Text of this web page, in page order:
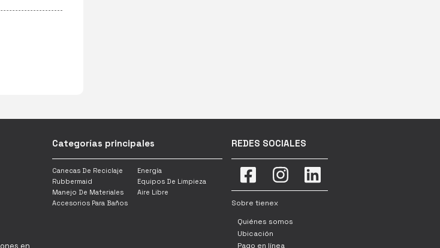
en
Categorías principales
Canecas De Reciclaje
Energía
Rubbermaid
Equipos De Limpieza
Manejo De Materiales
Aire Libre
Accesorios Para Baños
REDES SOCIALES
Sobre tienex
Quiénes somos
Ubicación
Pago en línea